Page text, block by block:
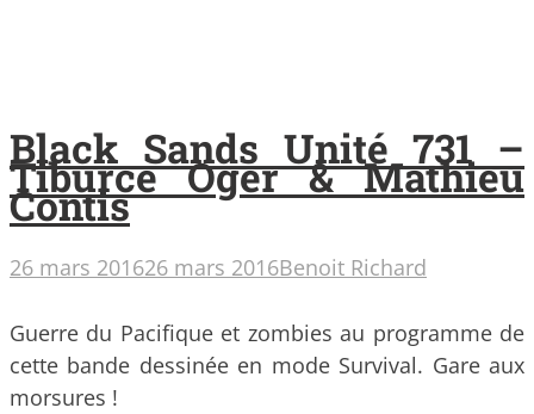
Black Sands Unité 731 –
Tiburce Oger & Mathieu
Contis
26 mars 201626 mars 2016Benoit Richard
Guerre du Pacifique et zombies au programme de
cette bande dessinée en mode Survival. Gare aux
morsures !